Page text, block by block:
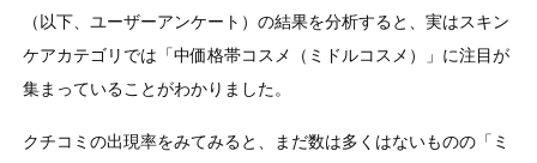
（以下、ユーザーアンケート）の結果を分析すると、実はスキン
ケアカテゴリでは「中価格帯コスメ（ミドルコスメ）」に注⽬が
集まっていることがわかりました。
クチコミの出現率をみてみると、まだ数は多くはないものの「ミ